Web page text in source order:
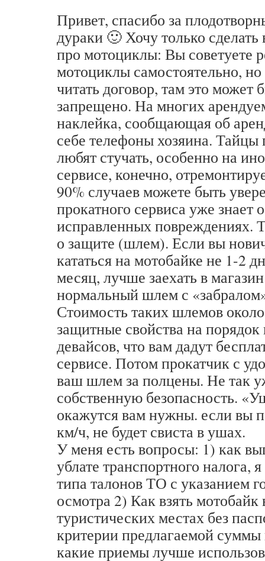
Привет, спасибо за
дураки 🙂 Хочу только
про мотоциклы: Вы советуете
мотоциклы самостоятельно,
читать договор, там это может
запрещено. На многих
наклейка, сообщающая об
себе телефоны хозяина. Тайцы
любят стучать, особенно на
сервисе, конечно,
90% случаев можете быть
прокатного сервиса уже знает
исправленных повреждениях.
о защите (шлем). Если вы
кататься на мотобайке не 1-2
месяц, лучше заехать в
нормальный шлем с
Стоимость таких шлемов около
защитные свойства на
девайсов, что вам дадут
сервисе. Потом прокатчик с
ваш шлем за полцены. Не так
собственную безопасность.
окажутся вам нужны. если вы
км/ч, не будет свиста в ушах.
У меня есть вопросы: 1) как
ублате транспортного налога,
типа талонов ТО с указанием
осмотра 2) Как взять мотобайк
туристических местах без
критерии предлагаемой
какие приемы лучше